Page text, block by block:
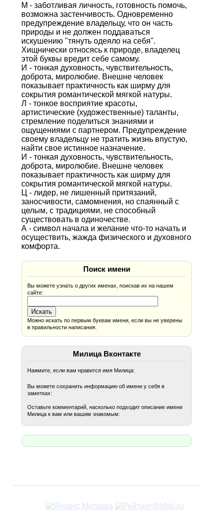
М - заботливая личность, готовность помочь,
возможна застенчивость. Одновременно
предупреждение владельцу, что он часть
природы и не должен поддаваться
искушению "тянуть одеяло на себя".
Хищнически относясь к природе, владелец
этой буквы вредит себе самому.
И - тонкая духовность, чувствительность,
доброта, миролюбие. Внешне человек
показывает практичность как ширму для
сокрытия романтической мягкой натуры.
Л - тонкое восприятие красоты,
артистические (художественные) таланты,
стремление поделиться знаниями и
ощущениями с партнером. Предупреждение
своему владельцу не тратить жизнь впустую,
найти свое истинное назначение.
И - тонкая духовность, чувствительность,
доброта, миролюбие. Внешне человек
показывает практичность как ширму для
сокрытия романтической мягкой натуры.
Ц - лидер, не лишенный притязаний,
заносчивости, самомнения, но спаянный с
целым, с традициями, не способный
существовать в одиночестве.
А - символ начала и желание что-то начать и
осуществить, жажда физического и духовного
комфорта.
Поиск имени
Вы можете узнать о других именах, поискав их на нашем
сайте:
Можно искать по первым буквам имени, если вы не уверены
в правильности написания.
Милица Вконтакте
Нажмите, если вам нравится имя Милица:
Вы можете сохранить информацию об имени у себя в
заметках:
Оставьте комментарий, насколько подходит описание имени
Милица к вам или вашим знакомым: